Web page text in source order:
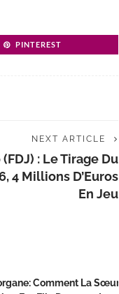
PINTEREST
NEXT ARTICLE
: Le Tirage Du
4 Millions D’Euros
En Jeu
Comment La Sœur